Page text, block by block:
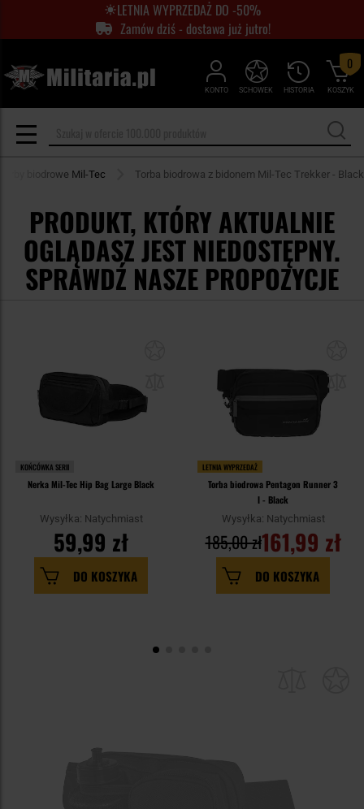
LETNIA WYPRZEDAŻ DO -50%
Zamów dziś - dostawa już jutro!
KONTO HISTORIA
SCHOWEK KOSZYK
0
biodrowe Mil-Tec Torba biodrowa z bidonem Mil-Tec Trekker - Black
PRODUKT, KTÓRY AKTUALNIE
OGLĄDASZ JEST NIEDOSTĘPNY.
SPRAWDŹ NASZE PROPOZYCJE
KOŃCÓWKA SERII
Nerka Mil-Tec Hip Bag Large Black
Wysyłka: Natychmiast
59,99 zł
DO KOSZYKA
LETNIA WYPRZEDAŻ
Torba biodrowa Pentagon Runner 3
l - Black
Wysyłka: Natychmiast
161,99 zł
185,00 zł
DO KOSZYKA